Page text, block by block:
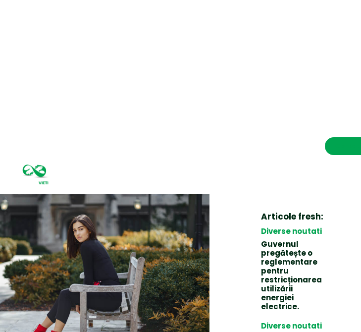
Articole fresh:
Diverse noutati
Guvernul
pregătește o
reglementare
pentru
restricționarea
utilizării
energiei
electrice.
Diverse noutati